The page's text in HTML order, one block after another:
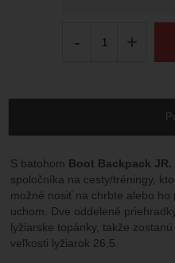
- +
S batohom Boot Backpack JR.
spoločníka na cesty/tréningy,
možné nosiť na chrbte alebo
uchom. Dve oddelené
lyžiarske topánky, takže
veľkosti lyžiarok 26,5.